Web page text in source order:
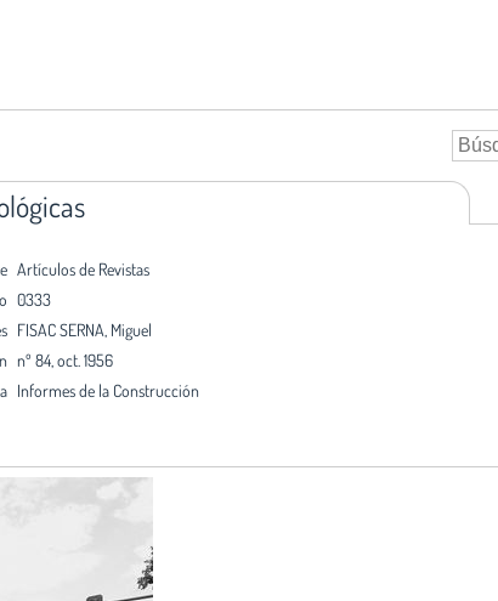
Artículos de Revistas
0333
FISAC SERNA, Miguel
nº 84, oct. 1956
Informes de la Construcción